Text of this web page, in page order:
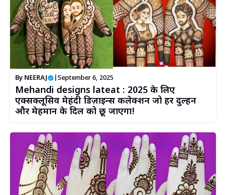
By NEERAJ September 6, 2025
Mehandi designs lateat : 2025 के लिए
एक्सक्लूसिव मेहंदी डिज़ाइन्स कलेक्शन जो हर दुल्हन
और मेहमान के दिल को छू जाएगा!